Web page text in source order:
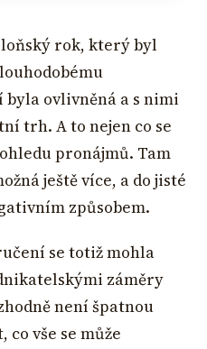
rok, který byl
byla ovlivněná a s nimi
trh. A to nejen co se
pronájmů. Tam
ještě více, a do jisté
způsobem.
se totiž mohla
záměry
není špatnou
vše se může